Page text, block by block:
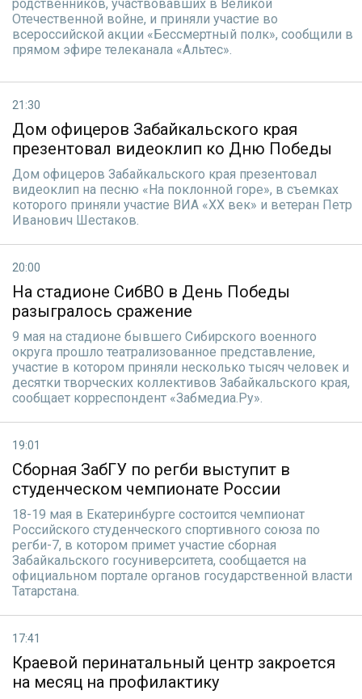
родственников, участвовавших в Великой
Отечественной войне, и приняли участие во
всероссийской акции «Бессмертный полк», сообщили в
прямом эфире телеканала «Альтес».
21:30
Дом офицеров Забайкальского края
презентовал видеоклип ко Дню Победы
Дом офицеров Забайкальского края презентовал
видеоклип на песню «На поклонной горе», в съемках
которого приняли участие ВИА «XX век» и ветеран Петр
Иванович Шестаков.
20:00
На стадионе СибВО в День Победы
разыгралось сражение
9 мая на стадионе бывшего Сибирского военного
округа прошло театрализованное представление,
участие в котором приняли несколько тысяч человек и
десятки творческих коллективов Забайкальского края,
сообщает корреспондент «Забмедиа.Ру».
19:01
Сборная ЗабГУ по регби выступит в
студенческом чемпионате России
18-19 мая в Екатеринбурге состоится чемпионат
Российского студенческого спортивного союза по
регби-7, в котором примет участие сборная
Забайкальского госуниверситета, сообщается на
официальном портале органов государственной власти
Татарстана.
17:41
Краевой перинатальный центр закроется
на месяц на профилактику